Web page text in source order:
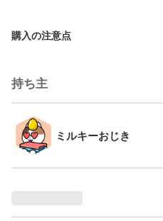
購入の注意点
持ち主
ミルキーおじき